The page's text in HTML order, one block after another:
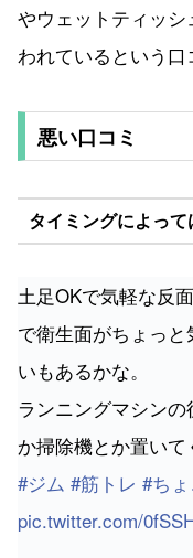
やウェットティッ
われているという口
悪い口コミ
タイミングによっ
土足OKで気軽な反
で衛生面がちょっ
いもあるかな。
ランニングマシン
か掃除機とか置いて
#ジム #筋トレ #ち
pic.twitter.com/